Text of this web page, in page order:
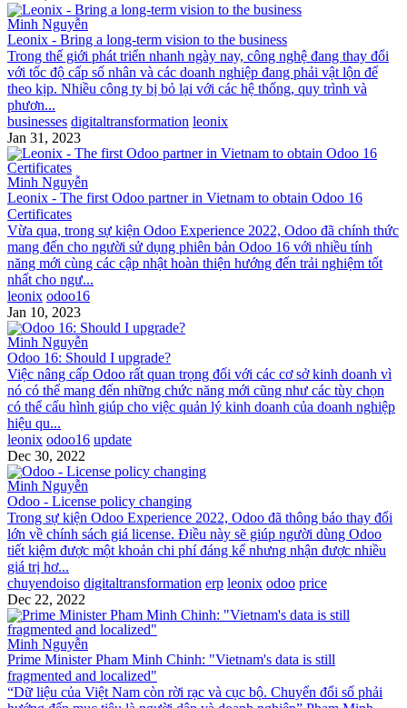
Minh Nguyễn
Leonix - Bring a long-term vision to the business
Trong thế giới phát triển nhanh ngày nay, công nghệ đang thay đổi
với tốc độ cấp số nhân và các doanh nghiệp đang phải vật lộn để
theo kịp. Nhiều công ty bị bỏ lại với các hệ thống, quy trình và
phươn...
businesses digitaltransformation leonix
Jan 31, 2023
Minh Nguyễn
Leonix - The first Odoo partner in Vietnam to obtain Odoo 16
Certificates
Vừa qua, trong sự kiện Odoo Experience 2022, Odoo đã chính thức
mang đến cho người sử dụng phiên bản Odoo 16 với nhiều tính
năng mới cùng các cập nhật hoàn thiện hướng đến trải nghiệm tốt
nhất cho ngư...
leonix odoo16
Jan 10, 2023
Minh Nguyễn
​Odoo 16: Should I upgrade?
Việc nâng cấp Odoo rất quan trọng đối với các cơ sở kinh doanh vì
nó có thể mang đến những chức năng mới cũng như các tùy chọn
có thể cấu hình giúp cho việc quản lý kinh doanh của doanh nghiệp
hiệu qu...
leonix odoo16 update
Dec 30, 2022
Minh Nguyễn
​Odoo - License policy changing
Trong sự kiện Odoo Experience 2022, Odoo đã thông báo thay đổi
lớn về chính sách giá license. Điều này sẽ giúp người dùng Odoo
tiết kiệm được một khoản chi phí đáng kể nhưng nhận được nhiều
giá trị hơ...
chuyendoiso digitaltransformation erp leonix odoo price
Dec 22, 2022
Minh Nguyễn
​Prime Minister Pham Minh Chinh: "Vietnam's data is still
fragmented and localized"
“Dữ liệu của Việt Nam còn rời rạc và cục bộ. Chuyển đổi số phải